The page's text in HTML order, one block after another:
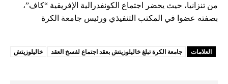
من تنزانيا، حيث يحضر اجتماع الكونفدرالية الإفريقية “كاف”،
بصفته عضوا في المكتب التنفيذي ورئيس جامعة الكرة
العلامات جامعة الكرة تبلغ خاليلوزيتش بعقد اجتماع لفسخ العقد خاليلوزيتش